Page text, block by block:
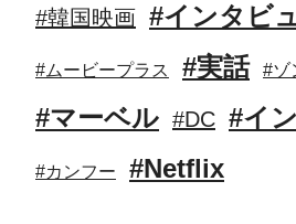
#韓国映画 #インタビ
#ムービープラス #実話 #ゾ
#マーベル #DC #イ
#カンフー #Netflix